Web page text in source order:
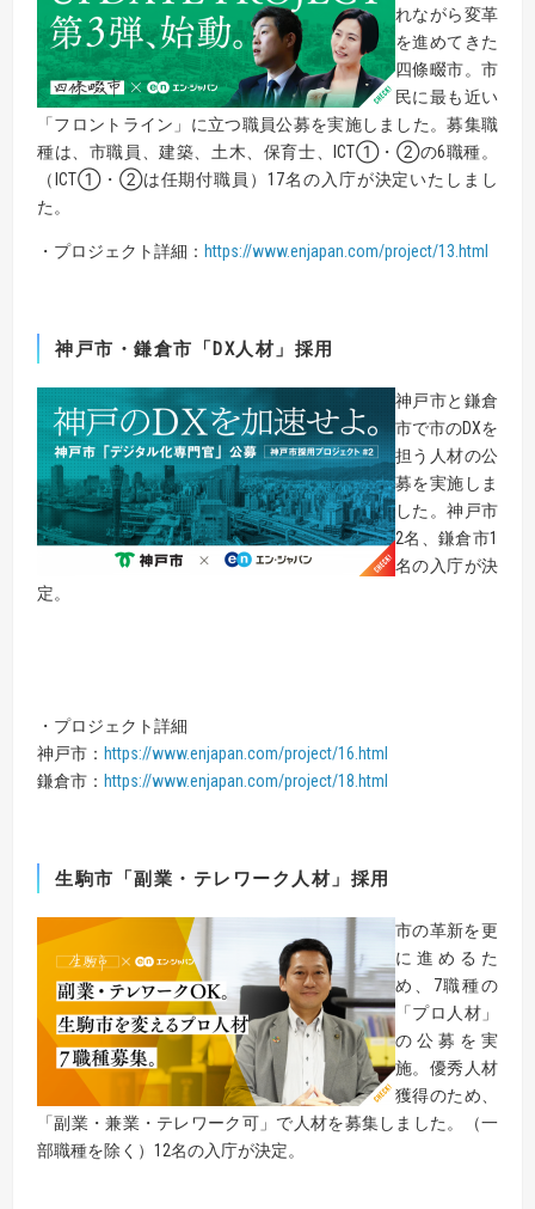
れながら変革
を進めてきた
四條畷市。市
民に最も近い
「フロントライン」に立つ職員公募を実施しました。募集職
種は、市職員、建築、土木、保育士、ICT①・②の6職種。
（ICT①・②は任期付職員）17名の入庁が決定いたしまし
た。
・プロジェクト詳細： https://www.enjapan.com/project/13.html
神戸市・鎌倉市「 DX人材」採用
神戸市と鎌倉
市で市のDXを
担う人材の公
募を実施しま
した。神戸市
2名、鎌倉市1
名の入庁が決
定。
・プロジェクト詳細
神戸市： https://www.enjapan.com/project/16.html
鎌倉市： https://www.enjapan.com/project/18.html
生駒市「副業・テレワーク人材」採用
市の革新を更
に進めるた
め、7職種の
「プロ人材」
の公募を実
施。優秀人材
獲得のため、
「副業・兼業・テレワーク可」で人材を募集しました。（一
部職種を除く）12名の入庁が決定。